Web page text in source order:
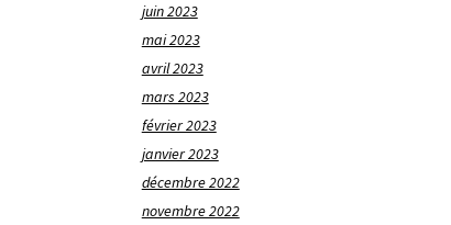
juin 2023
mai 2023
avril 2023
mars 2023
février 2023
janvier 2023
décembre 2022
novembre 2022